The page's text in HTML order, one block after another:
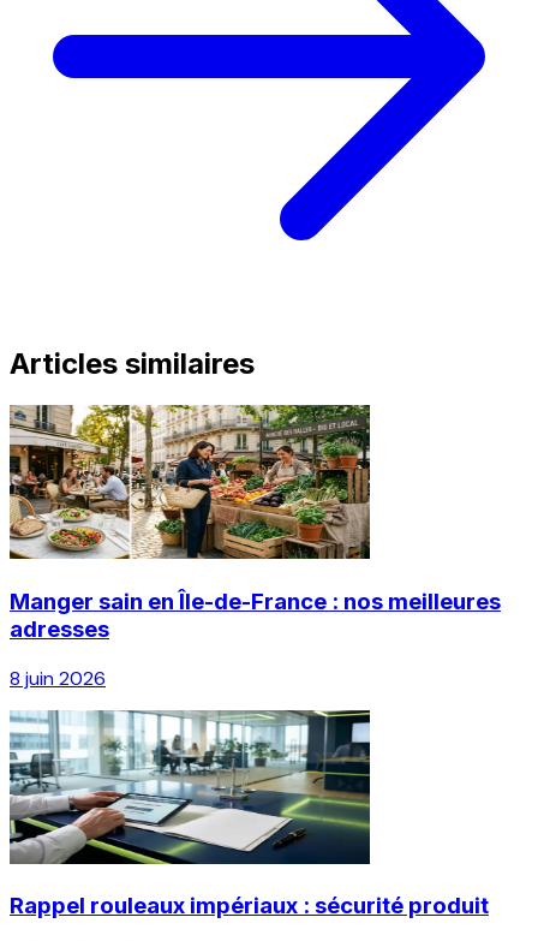
Articles similaires
Manger sain en Île-de-France : nos meilleures
adresses
8 juin 2026
Rappel rouleaux impériaux : sécurité produit